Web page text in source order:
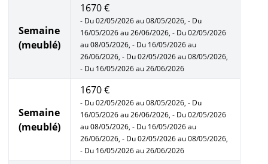
Semaine
(meublé)
1670 €
- Du 02/05/2026 au 08/05/2026, - Du
16/05/2026 au 26/06/2026, - Du 02/05/2026
au 08/05/2026, - Du 16/05/2026 au
26/06/2026, - Du 02/05/2026 au 08/05/2026,
- Du 16/05/2026 au 26/06/2026
Semaine
(meublé)
1670 €
- Du 02/05/2026 au 08/05/2026, - Du
16/05/2026 au 26/06/2026, - Du 02/05/2026
au 08/05/2026, - Du 16/05/2026 au
26/06/2026, - Du 02/05/2026 au 08/05/2026,
- Du 16/05/2026 au 26/06/2026